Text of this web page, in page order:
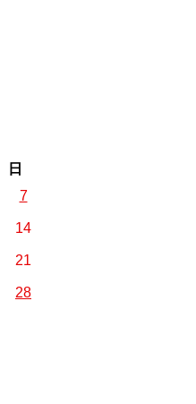
日
7
14
21
28